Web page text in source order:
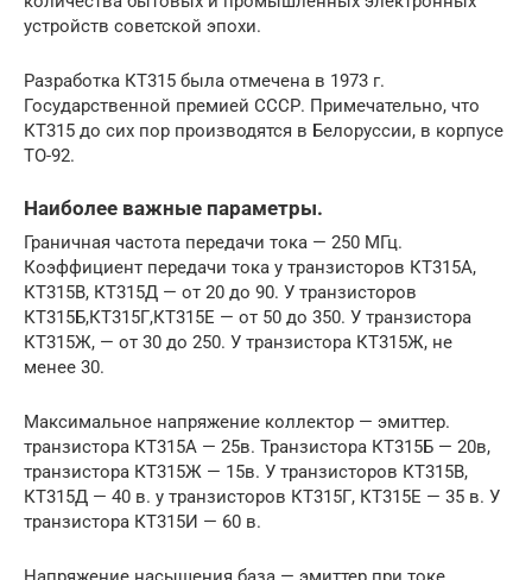
устройств советской эпохи.
Разработка КТ315 была отмечена в 1973 г.
Государственной премией СССР. Примечательно, что
КТ315 до сих пор производятся в Белоруссии, в корпусе
ТО-92.
Наиболее важные параметры.
Граничная частота передачи тока — 250 МГц.
Коэффициент передачи тока у транзисторов КТ315А,
КТ315В, КТ315Д — от 20 до 90. У транзисторов
КТ315Б,КТ315Г,КТ315Е — от 50 до 350. У транзистора
КТ315Ж, — от 30 до 250. У транзистора КТ315Ж, не
менее 30.
Максимальное напряжение коллектор — эмиттер.
транзистора КТ315А — 25в. Транзистора КТ315Б — 20в,
транзистора КТ315Ж — 15в. У транзисторов КТ315В,
КТ315Д — 40 в. у транзисторов КТ315Г, КТ315Е — 35 в. У
транзистора КТ315И — 60 в.